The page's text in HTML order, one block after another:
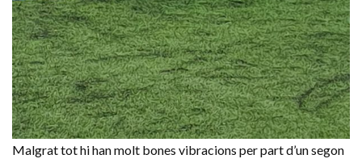
Malgrat tot hi han molt bones vibracions per part d’un segon